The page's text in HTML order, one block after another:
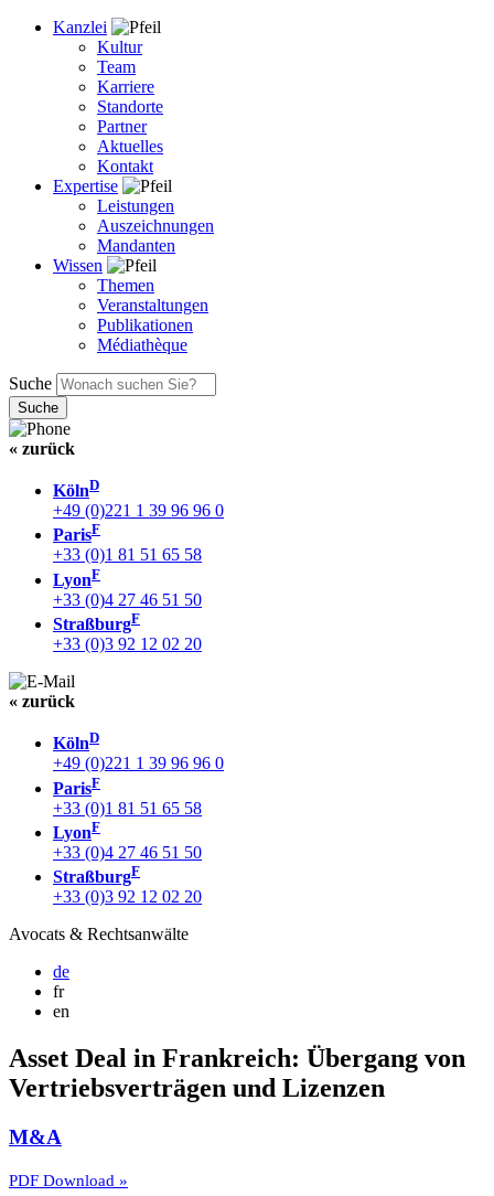
Kanzlei
Kultur
Team
Karriere
Standorte
Partner
Aktuelles
Kontakt
Expertise
Leistungen
Auszeichnungen
Mandanten
Wissen
Themen
Veranstaltungen
Publikationen
Médiathèque
Suche
« zurück
KölnD
+49 (0)221 1 39 96 96 0
ParisF
+33 (0)1 81 51 65 58
LyonF
+33 (0)4 27 46 51 50
StraßburgF
+33 (0)3 92 12 02 20
« zurück
KölnD
+49 (0)221 1 39 96 96 0
ParisF
+33 (0)1 81 51 65 58
LyonF
+33 (0)4 27 46 51 50
StraßburgF
+33 (0)3 92 12 02 20
Avocats & Rechtsanwälte
de
fr
en
Asset Deal in Frankreich: Übergang von
Vertriebsverträgen und Lizenzen
M&A
PDF Download »